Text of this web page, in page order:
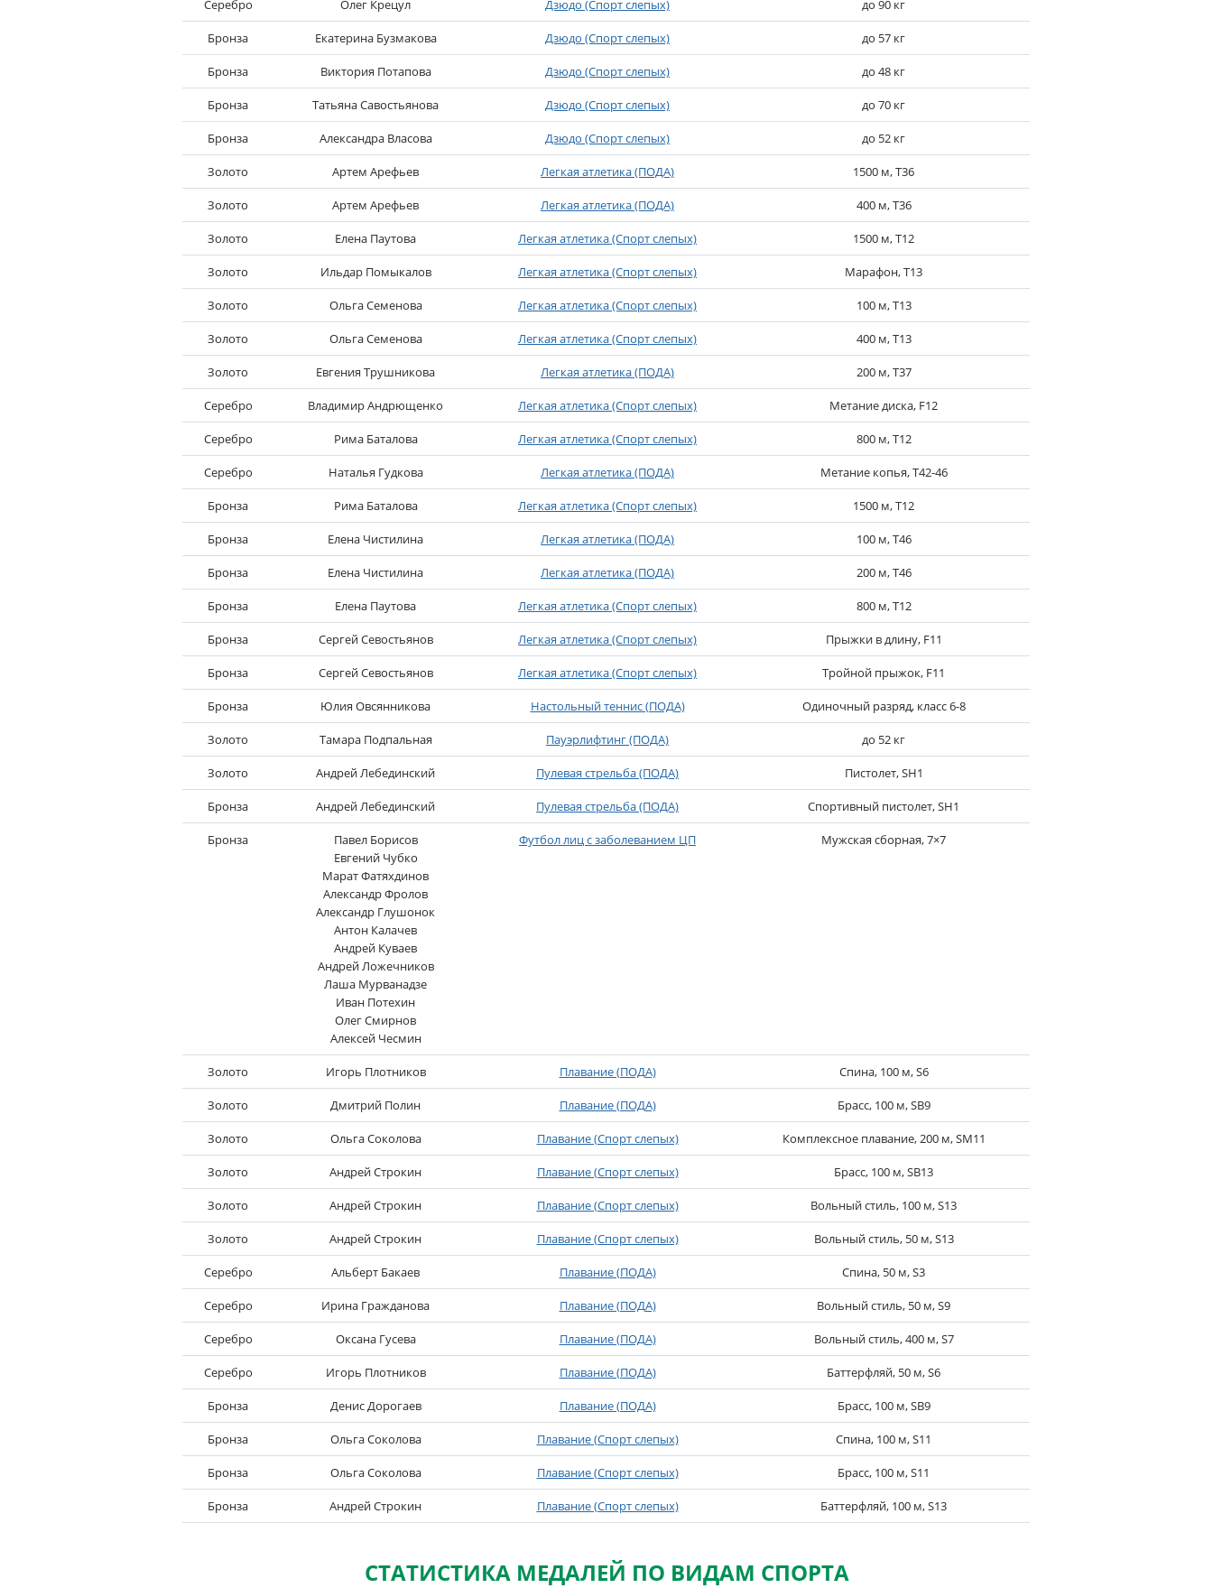
Серебро Олег Крецул Дзюдо (Спорт слепых) до 90 кг
Бронза Екатерина Бузмакова Дзюдо (Спорт слепых) до 57 кг
Бронза Виктория Потапова Дзюдо (Спорт слепых) до 48 кг
Бронза Татьяна Савостьянова Дзюдо (Спорт слепых) до 70 кг
Бронза Александра Власова Дзюдо (Спорт слепых) до 52 кг
Золото Артем Арефьев Легкая атлетика (ПОДА) 1500 м, T36
Золото Артем Арефьев Легкая атлетика (ПОДА) 400 м, T36
Золото Елена Паутова Легкая атлетика (Спорт слепых) 1500 м, T12
Золото Ильдар Помыкалов Легкая атлетика (Спорт слепых) Марафон, T13
Золото Ольга Семенова Легкая атлетика (Спорт слепых) 100 м, T13
Золото Ольга Семенова Легкая атлетика (Спорт слепых) 400 м, T13
Золото Евгения Трушникова Легкая атлетика (ПОДА) 200 м, T37
Серебро Владимир Андрющенко Легкая атлетика (Спорт слепых) Метание диска, F12
Серебро Рима Баталова Легкая атлетика (Спорт слепых) 800 м, T12
Серебро Наталья Гудкова Легкая атлетика (ПОДА) Метание копья, T42-46
Бронза Рима Баталова Легкая атлетика (Спорт слепых) 1500 м, T12
Бронза Елена Чистилина Легкая атлетика (ПОДА) 100 м, T46
Бронза Елена Чистилина Легкая атлетика (ПОДА) 200 м, T46
Бронза Елена Паутова Легкая атлетика (Спорт слепых) 800 м, T12
Бронза Сергей Севостьянов Легкая атлетика (Спорт слепых) Прыжки в длину, F11
Бронза Сергей Севостьянов Легкая атлетика (Спорт слепых) Тройной прыжок, F11
Бронза Юлия Овсянникова Настольный теннис (ПОДА) Одиночный разряд, класс 6-8
Золото Тамара Подпальная Пауэрлифтинг (ПОДА) до 52 кг
Золото Андрей Лебединский Пулевая стрельба (ПОДА) Пистолет, SH1
Бронза Андрей Лебединский Пулевая стрельба (ПОДА) Спортивный пистолет, SH1
Бронза
Павел Борисов
Евгений Чубко
Марат Фатяхдинов
Александр Фролов
Александр Глушонок
Антон Калачев
Андрей Куваев
Андрей Ложечников
Лаша Мурванадзе
Иван Потехин
Олег Смирнов
Алексей Чесмин
Футбол лиц с заболеванием ЦП Мужская сборная, 7×7
Золото Игорь Плотников Плавание (ПОДА) Спина, 100 м, S6
Золото Дмитрий Полин Плавание (ПОДА) Брасс, 100 м, SB9
Золото Ольга Соколова Плавание (Спорт слепых) Комплексное плавание, 200 м, SM11
Золото Андрей Строкин Плавание (Спорт слепых) Брасс, 100 м, SB13
Золото Андрей Строкин Плавание (Спорт слепых) Вольный стиль, 100 м, S13
Золото Андрей Строкин Плавание (Спорт слепых) Вольный стиль, 50 м, S13
Серебро Альберт Бакаев Плавание (ПОДА) Спина, 50 м, S3
Серебро Ирина Гражданова Плавание (ПОДА) Вольный стиль, 50 м, S9
Серебро Оксана Гусева Плавание (ПОДА) Вольный стиль, 400 м, S7
Серебро Игорь Плотников Плавание (ПОДА) Баттерфляй, 50 м, S6
Бронза Денис Дорогаев Плавание (ПОДА) Брасс, 100 м, SB9
Бронза Ольга Соколова Плавание (Спорт слепых) Спина, 100 м, S11
Бронза Ольга Соколова Плавание (Спорт слепых) Брасс, 100 м, S11
Бронза Андрей Строкин Плавание (Спорт слепых) Баттерфляй, 100 м, S13
СТАТИСТИКА МЕДАЛЕЙ ПО ВИДАМ СПОРТА